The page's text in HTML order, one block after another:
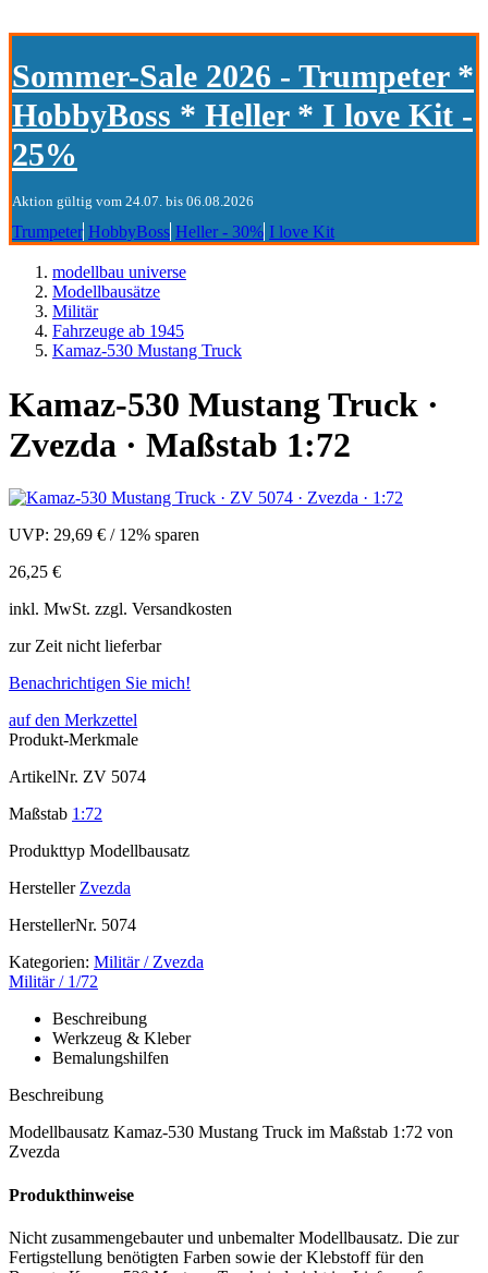
Sommer-Sale 2026 - Trumpeter *
HobbyBoss * Heller * I love Kit -
25%
Aktion gültig vom 24.07. bis 06.08.2026
Trumpeter HobbyBoss Heller - 30% I love Kit
modellbau universe
Modellbausätze
Militär
Fahrzeuge ab 1945
Kamaz-530 Mustang Truck
Kamaz-530 Mustang Truck ·
Zvezda · Maßstab 1:72
UVP: 29,69 € / 12% sparen
26,25 €
inkl. MwSt. zzgl. Versandkosten
zur Zeit nicht lieferbar
Benachrichtigen Sie mich!
auf den Merkzettel
Produkt-Merkmale
ArtikelNr. ZV 5074
Maßstab 1:72
Produkttyp Modellbausatz
Hersteller Zvezda
HerstellerNr. 5074
Kategorien: Militär / Zvezda
Militär / 1/72
Beschreibung
Werkzeug & Kleber
Bemalungshilfen
Beschreibung
Modellbausatz Kamaz-530 Mustang Truck im Maßstab 1:72 von
Zvezda
Produkthinweise
Nicht zusammengebauter und unbemalter Modellbausatz. Die zur
Fertigstellung benötigten Farben sowie der Klebstoff für den